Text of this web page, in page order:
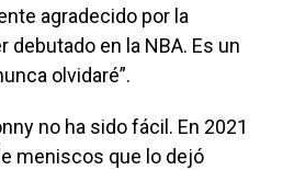
agradecido por la
debutado en la NBA. Es un
olvidaré”.
no ha sido fácil. En 2021
meniscos que lo dejó